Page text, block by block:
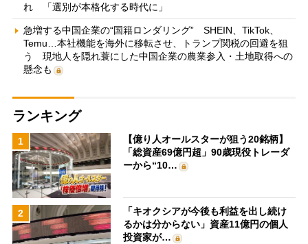
れ 「選別が本格化する時代に」
急増する中国企業の“国籍ロンダリング” SHEIN、TikTok、
Temu…本社機能を海外に移転させ、トランプ関税の回避を狙
う 現地人を隠れ蓑にした中国企業の農業参入・土地取得への
懸念も
ランキング
1
【億り人オールスターが狙う20銘柄】
「総資産69億円超」90歳現役トレーダ
ーから“10…
2
「キオクシアが今後も利益を出し続け
るかは分からない」資産11億円の個人
投資家が…